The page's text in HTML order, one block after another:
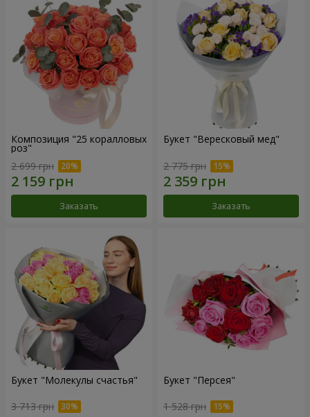
Композиция "25 коралловых
роз"
2 699 грн
Заказать
Букет "Вересковый мед"
2 775 грн
Заказать
Букет "Молекулы счастья"
3 713 грн
Букет "Персея"
1 528 грн